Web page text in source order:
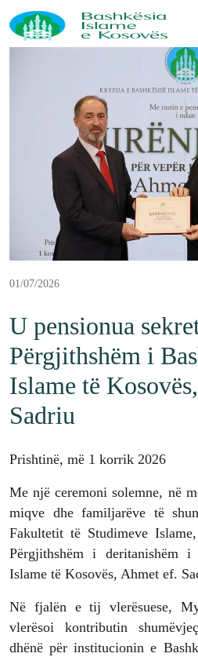
01/07/2026
U pensionua
Përgjithshëm i
Islame të
Sadriu
Prishtinë, më 1 korrik 2026
Me një ceremoni solemne, në
miqve dhe familjarëve të
Fakultetit të Studimeve
Përgjithshëm i deritanishëm i
Islame të Kosovës, Ahmet ef.
Në fjalën e tij vlerësuese,
vlerësoi kontributin
dhënë për institucionin e